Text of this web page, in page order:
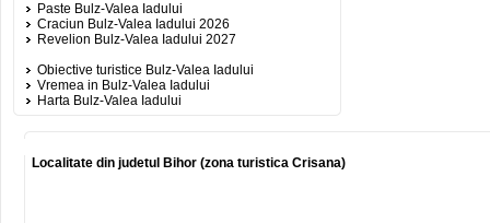
Paste Bulz-Valea Iadului
Craciun Bulz-Valea Iadului 2026
Revelion Bulz-Valea Iadului 2027
Obiective turistice Bulz-Valea Iadului
Vremea in Bulz-Valea Iadului
Harta Bulz-Valea Iadului
Localitate din judetul Bihor (zona turistica Crisana)